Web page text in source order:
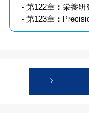
- 第122章：栄養研
- 第123章：